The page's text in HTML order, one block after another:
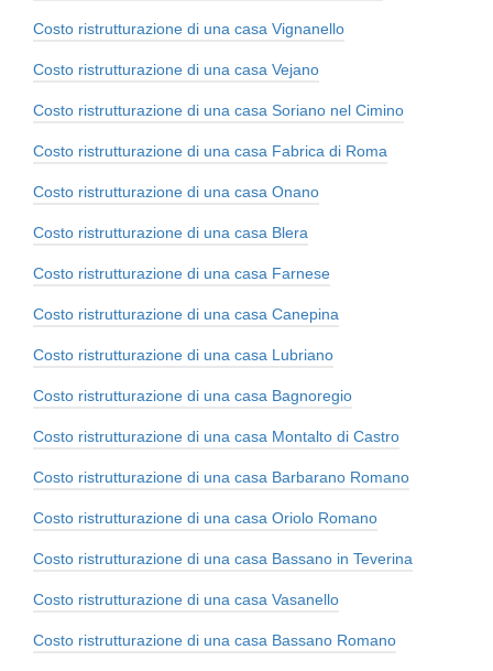
Costo ristrutturazione di una casa Vignanello
Costo ristrutturazione di una casa Vejano
Costo ristrutturazione di una casa Soriano nel Cimino
Costo ristrutturazione di una casa Fabrica di Roma
Costo ristrutturazione di una casa Onano
Costo ristrutturazione di una casa Blera
Costo ristrutturazione di una casa Farnese
Costo ristrutturazione di una casa Canepina
Costo ristrutturazione di una casa Lubriano
Costo ristrutturazione di una casa Bagnoregio
Costo ristrutturazione di una casa Montalto di Castro
Costo ristrutturazione di una casa Barbarano Romano
Costo ristrutturazione di una casa Oriolo Romano
Costo ristrutturazione di una casa Bassano in Teverina
Costo ristrutturazione di una casa Vasanello
Costo ristrutturazione di una casa Bassano Romano